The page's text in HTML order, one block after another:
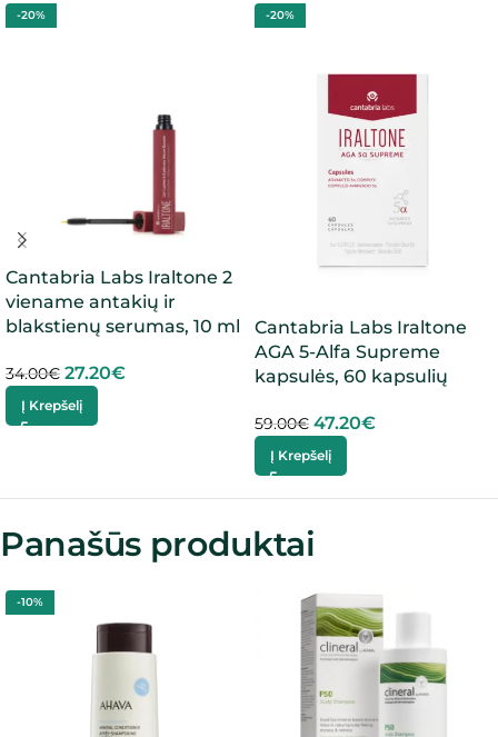
-20%
Cantabria Labs Iraltone 2
viename antakių ir
blakstienų serumas, 10 ml
34.00€ 27.20€
Į Krepšelį
-20%
Cantabria Labs Iraltone
AGA 5-Alfa Supreme
kapsulės, 60 kapsulių
59.00€ 47.20€
Į Krepšelį
Panašūs produktai
-10%